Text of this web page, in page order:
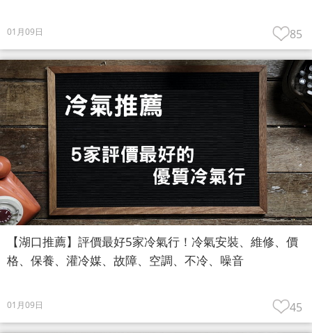
01月09日 85
【湖口推薦】評價最好5家冷氣行！冷氣安裝、維修、價
格、保養、灌冷媒、故障、空調、不冷、噪音
01月09日 45